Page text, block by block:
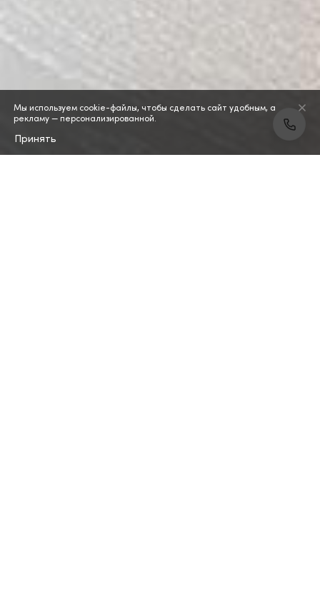
Мы используем cookie-файлы, чтобы сделать сайт удобным, а
рекламу — персонализированной.
Принять